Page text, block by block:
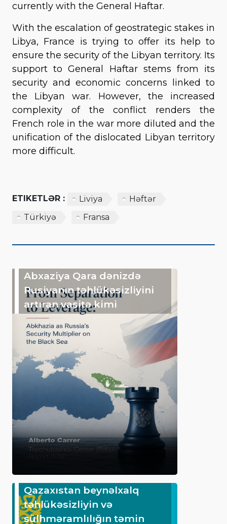
currently with the General Haftar.
With the escalation of geostrategic stakes in
Libya, France is trying to offer its help to
ensure the security of the Libyan territory. Its
support to General Haftar stems from its
security and economic concerns linked to
the Libyan war. However, the increased
complexity of the conflict renders the
French role in the war more diluted and the
unification of the dislocated Libyan territory
more difficult.
ETIKETLƏR : Liviya
Həftər
Türkiyə
Fransa
Abxaziya Qara dənizdə
Rusiyanın təhlükəsizliyini
artıran vasitə kimi
Qazaxıstan beynəlxalq
təhlükəsizliyin və
sülhməramlılığın təmin